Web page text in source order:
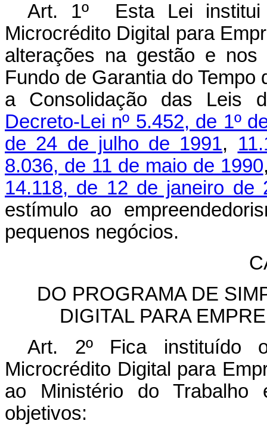
Art. 1º Esta Lei institui
Microcrédito Digital para
alterações na gestão e nos
Fundo de Garantia do
a Consolidação das Leis
Decreto-Lei nº 5.452, de 1º
de 24 de julho de 1991,
8.036, de 11 de maio de 1990
14.118, de 12 de janeiro de
estímulo ao
pequenos negócios.
DO PROGRAMA DE
DIGITAL PARA
Art. 2º
Fica instituído
Microcrédito Digital para
ao Ministério do Trabalho
objetivos: